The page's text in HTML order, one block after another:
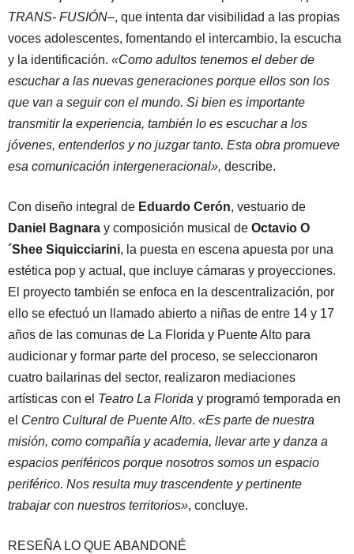
TRANS- FUSIÓN–, que intenta dar visibilidad a las propias
voces adolescentes, fomentando el intercambio, la escucha
y la identificación. «Como adultos tenemos el deber de
escuchar a las nuevas generaciones porque ellos son los
que van a seguir con el mundo. Si bien es importante
transmitir la experiencia, también lo es escuchar a los
jóvenes, entenderlos y no juzgar tanto. Esta obra promueve
esa comunicación intergeneracional», describe.
Con diseño integral de Eduardo Cerón, vestuario de
Daniel Bagnara y composición musical de Octavio O
´Shee Siquicciarini, la puesta en escena apuesta por una
estética pop y actual, que incluye cámaras y proyecciones.
El proyecto también se enfoca en la descentralización, por
ello se efectuó un llamado abierto a niñas de entre 14 y 17
años de las comunas de La Florida y Puente Alto para
audicionar y formar parte del proceso, se seleccionaron
cuatro bailarinas del sector, realizaron mediaciones
artísticas con el Teatro La Florida y programó temporada en
el Centro Cultural de Puente Alto. «Es parte de nuestra
misión, como compañía y academia, llevar arte y danza a
espacios periféricos porque nosotros somos un espacio
periférico. Nos resulta muy trascendente y pertinente
trabajar con nuestros territorios», concluye.
RESEÑA LO QUE ABANDONÉ